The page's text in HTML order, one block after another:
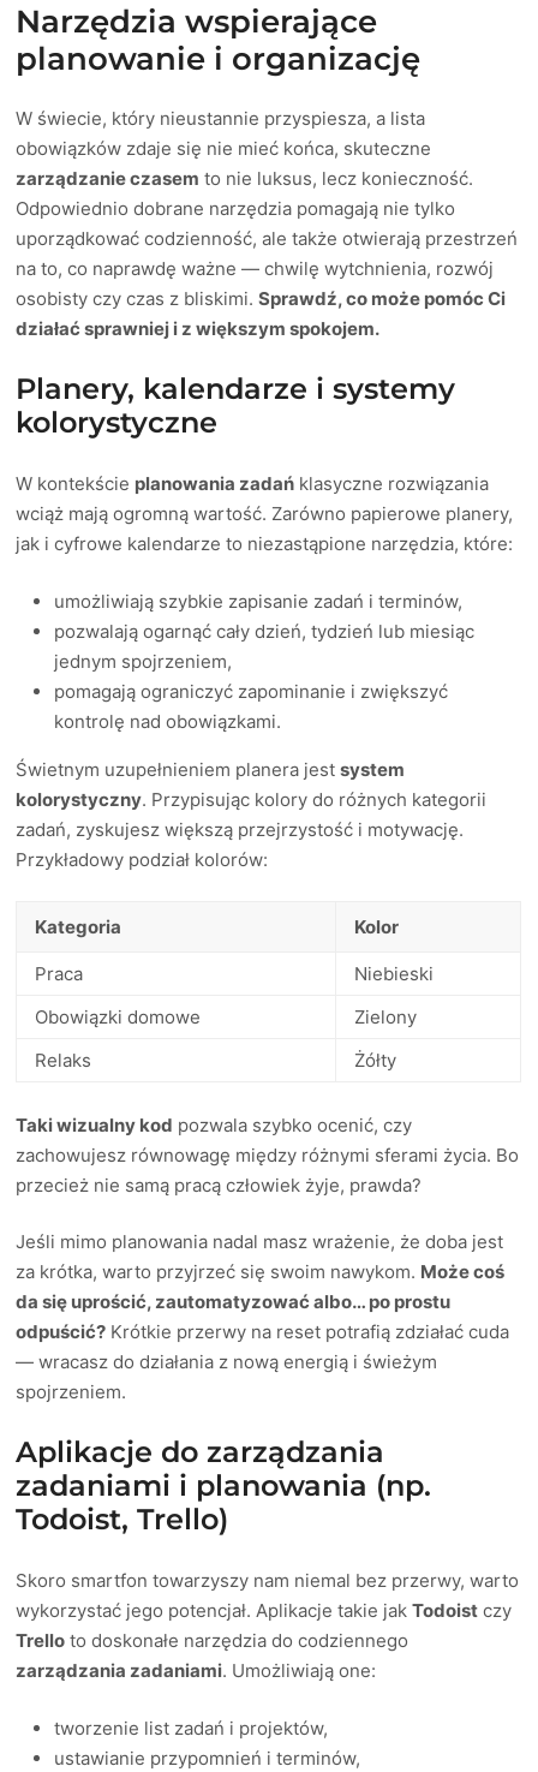
Narzędzia wspierające
planowanie i organizację
W świecie, który nieustannie przyspiesza, a lista
obowiązków zdaje się nie mieć końca, skuteczne
zarządzanie czasem to nie luksus, lecz konieczność.
Odpowiednio dobrane narzędzia pomagają nie tylko
uporządkować codzienność, ale także otwierają przestrzeń
na to, co naprawdę ważne — chwilę wytchnienia, rozwój
osobisty czy czas z bliskimi.Sprawdź, co może pomóc Ci
działać sprawniej i z większym spokojem.
Planery, kalendarze i systemy
kolorystyczne
W kontekście planowania zadań klasyczne rozwiązania
wciąż mają ogromną wartość. Zarówno papierowe planery,
jak i cyfrowe kalendarze to niezastąpione narzędzia, które:
umożliwiają szybkie zapisanie zadań i terminów,
pozwalają ogarnąć cały dzień, tydzień lub miesiąc
jednym spojrzeniem,
pomagają ograniczyć zapominanie i zwiększyć
kontrolę nad obowiązkami.
Świetnym uzupełnieniem planera jestsystem
kolorystyczny. Przypisując kolory do różnych kategorii
zadań, zyskujesz większą przejrzystość i motywację.
Przykładowy podział kolorów:
Kategoria Kolor
Praca
Niebieski
Obowiązki domowe
Zielony
Relaks
Żółty
Taki wizualny kod pozwala szybko ocenić, czy
zachowujesz równowagę między różnymi sferami życia. Bo
przecież nie samą pracą człowiek żyje, prawda?
Jeśli mimo planowania nadal masz wrażenie, że doba jest
za krótka, warto przyjrzeć się swoim nawykom. Może coś
da się uprościć, zautomatyzować albo… po prostu
odpuścić? Krótkie przerwy na reset potrafią zdziałać cuda
— wracasz do działania z nową energią i świeżym
spojrzeniem.
Aplikacje do zarządzania
zadaniami i planowania (np.
Todoist, Trello)
Skoro smartfon towarzyszy nam niemal bez przerwy, warto
wykorzystać jego potencjał. Aplikacje takie jakTodoist czy
Trello to doskonałe narzędzia do codziennego
zarządzania zadaniami. Umożliwiają one:
tworzenie list zadań i projektów,
ustawianie przypomnień i terminów,